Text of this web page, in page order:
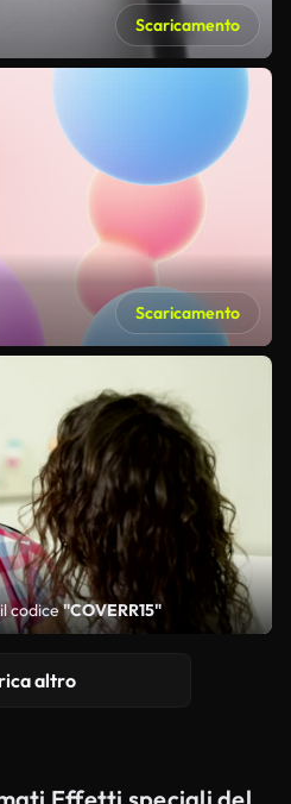
Scaricamento
Scaricamento
il codice"COVERR15"
altro